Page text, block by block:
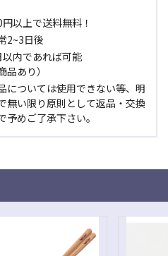
以上で送料無料！
2~3日後
内であれば可能
品あり）
については使用できない等、明
無い限り原則として返品・交換
予めご了承下さい。